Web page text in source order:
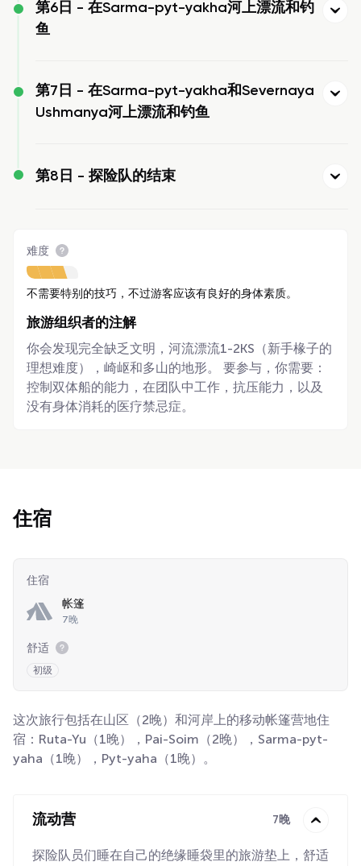
第6日 - 在Sarma-pyt-yakha河上漂流和钓
鱼
第7日 - 在Sarma-pyt-yakha和Severnaya
Ushmanya河上漂流和钓鱼
第8日 - 探险队的结束
难度
不需要特别的技巧，不过游客应该有良好的身体素质。
旅游组织者的注解
你会发现完全缺乏文明，河流漂流1-2KS（新手椽子的
理想难度），崎岖和多山的地形。 要参与，你需要：
控制双体船的能力，在团队中工作，抗压能力，以及
没有身体消耗的医疗禁忌症。
住宿
住宿
帐篷
7晚
舒适
初级
这次旅行包括在山区（2晚）和河岸上的移动帐篷营地住
宿：Ruta-Yu（1晚），Pai-Soim（2晚），Sarma-pyt-
yaha（1晚），Pyt-yaha（1晚）。
流动营 7晚
探险队员们睡在自己的绝缘睡袋里的旅游垫上，舒适